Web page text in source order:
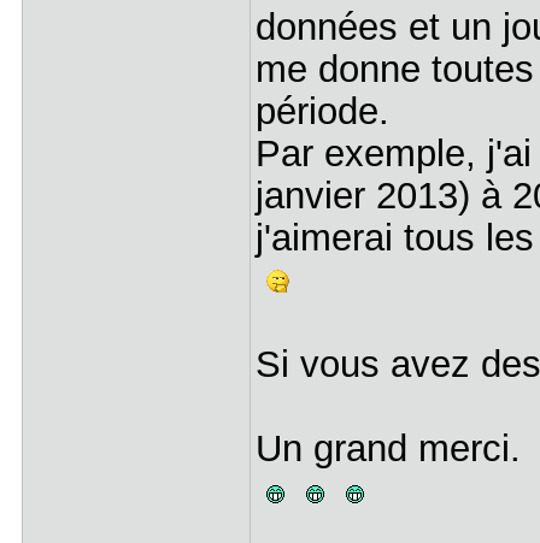
données et un
me donne
période.
Par exemple,
janvier 2013) à
j'aimerai tous
Si vous avez
Un grand merci.